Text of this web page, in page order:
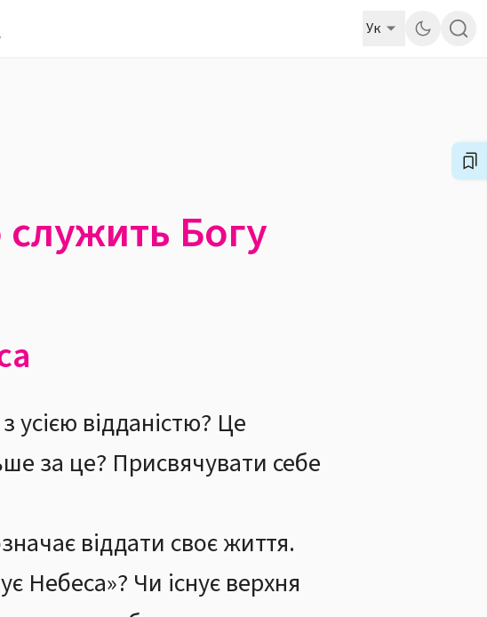
Ук
служить Богу
усією відданістю? Це
за це? Присвячувати себе
віддати своє життя.
Небеса»? Чи існує верхня